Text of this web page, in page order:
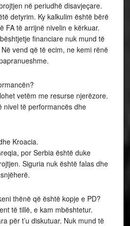
në periudhë disavjeçare.
detyrim. Ky kalkulim është bërë
FA të arrijnë nivelin e kërkuar.
financiare nuk mund të
vend që të ecim, ne kemi rënë
vetëm me resurse njerëzore.
nivel të performancës dhe
Kroacia.
por Serbia është duke
Siguria nuk është falas dhe
thënë që është kopje e PD?
të tillë, e kam mbështetur.
për t’u diskutuar. Nuk mund të